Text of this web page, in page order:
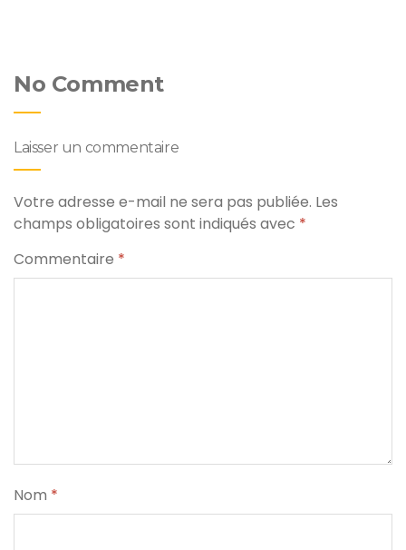
No Comment
Laisser un commentaire
Votre adresse e-mail ne sera pas publiée. Les
champs obligatoires sont indiqués avec *
Commentaire *
Nom *